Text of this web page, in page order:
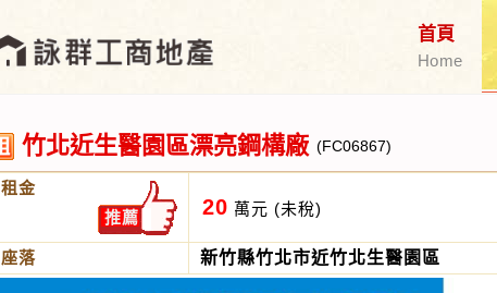
首頁
Home
竹北近生醫園區漂亮鋼構廠 (FC06867)
租金
推薦
20 萬元 (未稅)
座落 新竹縣竹北市近竹北生醫園區